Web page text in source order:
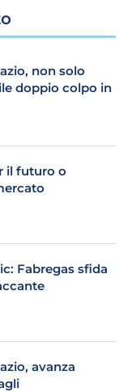
non solo
doppio colpo in
il futuro o
Fabregas sfida
avanza